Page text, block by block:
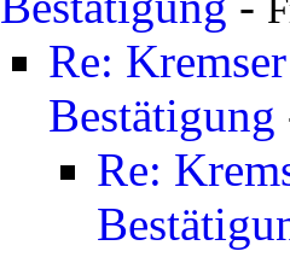
Re:
Bestätigung
Re: